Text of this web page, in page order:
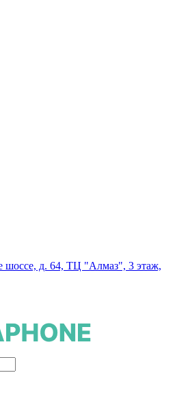
шоссе, д. 64, ТЦ "Алмаз", 3 этаж,